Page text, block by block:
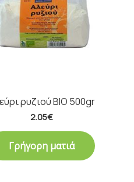
ρυζιού BIO 500gr
2.05€
Γρήγορη ματιά